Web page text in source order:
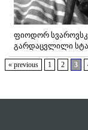
ფიოდორ
გარდაცვლილი
« previous 1 2 3